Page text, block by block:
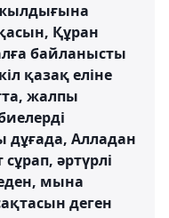
Құран
байланысты
қазақ еліне
жалпы
дұғада, Алладан
әртүрлі
мына
деген